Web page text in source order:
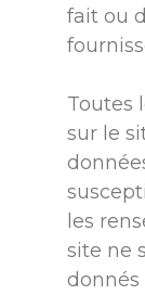
fait ou
Toutes
sur le
les
site ne
donnés